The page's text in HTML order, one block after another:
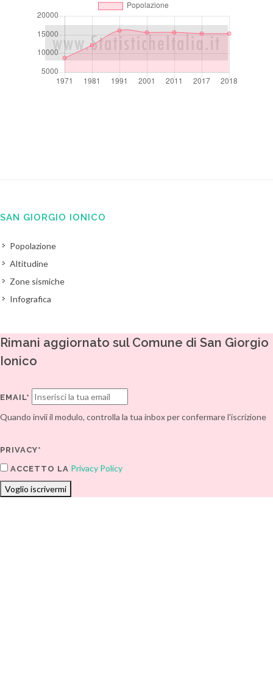
SAN GIORGIO IONICO
Popolazione
Altitudine
Zone sismiche
Infografica
Rimani aggiornato sul Comune di San Giorgio
Ionico
EMAIL*
Quando invii il modulo, controlla la tua inbox per confermare l'iscrizione
PRIVACY*
ACCETTO LA Privacy Policy
Voglio iscrivermi